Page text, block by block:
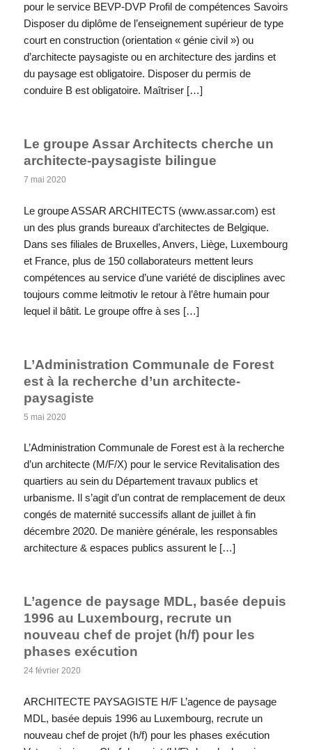
pour le service BEVP-DVP Profil de compétences Savoirs
Disposer du diplôme de l’enseignement supérieur de type
court en construction (orientation « génie civil ») ou
d’architecte paysagiste ou en architecture des jardins et
du paysage est obligatoire. Disposer du permis de
conduire B est obligatoire. Maîtriser […]
Le groupe Assar Architects cherche un
architecte-paysagiste bilingue
7 mai 2020
Le groupe ASSAR ARCHITECTS (www.assar.com) est
un des plus grands bureaux d’architectes de Belgique.
Dans ses filiales de Bruxelles, Anvers, Liège, Luxembourg
et France, plus de 150 collaborateurs mettent leurs
compétences au service d’une variété de disciplines avec
toujours comme leitmotiv le retour à l’être humain pour
lequel il bâtit. Le groupe offre à ses […]
L’Administration Communale de Forest
est à la recherche d’un architecte-
paysagiste
5 mai 2020
L’Administration Communale de Forest est à la recherche
d’un architecte (M/F/X) pour le service Revitalisation des
quartiers au sein du Département travaux publics et
urbanisme. Il s’agit d’un contrat de remplacement de deux
congés de maternité successifs allant de juillet à fin
décembre 2020. De manière générale, les responsables
architecture & espaces publics assurent le […]
L’agence de paysage MDL, basée depuis
1996 au Luxembourg, recrute un
nouveau chef de projet (h/f) pour les
phases exécution
24 février 2020
ARCHITECTE PAYSAGISTE H/F L’agence de paysage
MDL, basée depuis 1996 au Luxembourg, recrute un
nouveau chef de projet (h/f) pour les phases exécution